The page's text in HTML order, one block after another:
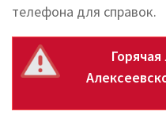
телефона для справок.